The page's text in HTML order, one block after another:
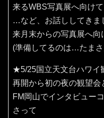
来るWBS写真展へ向け
…など、お話ししてき
来月末からの写真展へ向
(準備してるのは…たま
★5/25国立天文台ハワ
再開から初の夜の観望会
FM岡山でインタビュー
さって